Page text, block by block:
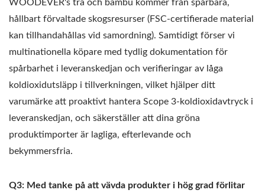
WOODEVER's trä och bambu kommer från spårbara,
hållbart förvaltade skogsresurser (FSC-certifierade material
kan tillhandahållas vid samordning). Samtidigt förser vi
multinationella köpare med tydlig dokumentation för
spårbarhet i leveranskedjan och verifieringar av låga
koldioxidutsläpp i tillverkningen, vilket hjälper ditt
varumärke att proaktivt hantera Scope 3-koldioxidavtryck i
leveranskedjan, och säkerställer att dina gröna
produktimporter är lagliga, efterlevande och
bekymmersfria.
Q3: Med tanke på att vävda produkter i hög grad förlitar